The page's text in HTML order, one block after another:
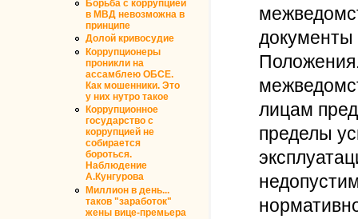
Борьба с коррупцией
в МВД невозможна в
принципе
Долой кривосудие
Коррупционеры
проникли на
ассамблею ОБСЕ.
Как мошенники. Это
у них нутро такое
Коррупционное
государство с
коррупцией не
собирается
бороться.
Наблюдение
А.Кунгурова
Миллион в день...
таков "заработок"
жены вице-премьера
документы
лицам
пределы